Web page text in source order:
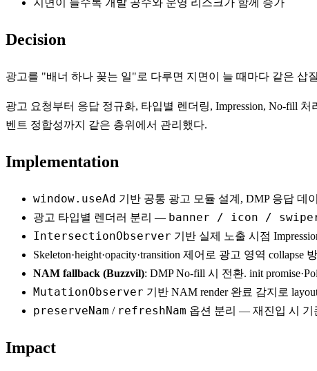
지면이 늘수록 개발 공수와 운영 리스크가 함께 증가
Decision
광고를 "배너 하나 꽂는 일"로 다루면 지면이 늘 때마다 같은 삽
광고 요청부터 응답 정규화, 타입별 렌더링, Impression, No-fill
벤트 정합성까지 같은 층위에서 관리했다.
Implementation
window.useAd 기반 공통 광고 모듈 설계, DMP 응답 데
광고 타입별 렌더러 분리 — banner / icon /
IntersectionObserver 기반 실제 노출 시점
Skeleton·height·opacity·transition 제어로 광고 영역 collapse
NAM fallback (Buzzvil): DMP No-fill 시 전환. init
MutationObserver 기반 NAM render 완료 감지로
preserveNam / refreshNam 옵션 분리 — 재진입 시 기
Impact